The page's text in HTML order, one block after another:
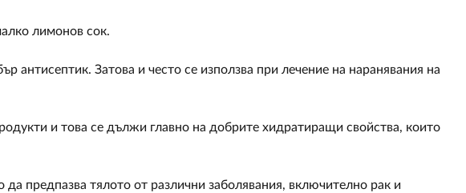
лимонов сок.
антисептик. Затова и често се използва при лечение на наранявания на
и това се дължи главно на добрите хидратиращи свойства, които
предпазва тялото от различни заболявания, включително рак и